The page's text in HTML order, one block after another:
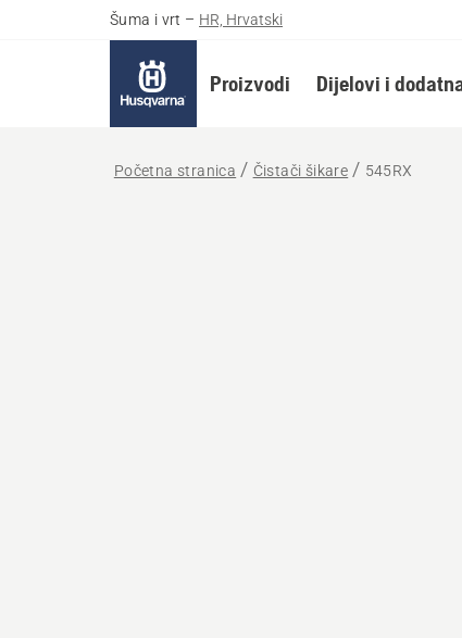
Šuma i vrt – HR, Hrvatski
Proizvodi Dijelovi i
Početna stranica Čistači šikare 545RX